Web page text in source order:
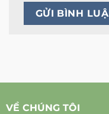
VỀ CHÚNG TÔI